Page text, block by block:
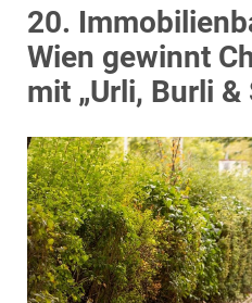
ATL Immoinvest
AURE Immobilien
Austria Sotheby's International
City Park Vienna
CTP Österreich
EDEX Immobilien
EPHIC Group
epmedia Werbeagentur
ESTINA Immobilien
20.
Wien gewinnt
mit „Urli, Burli &